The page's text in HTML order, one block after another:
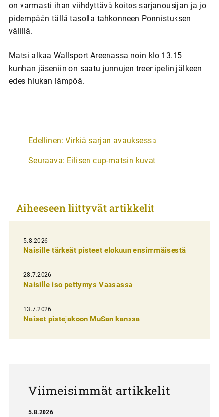
on varmasti ihan viihdyttävä koitos sarjanousijan ja jo
pidempään tällä tasolla tahkonneen Ponnistuksen
välillä.
Matsi alkaa Wallsport Areenassa noin klo 13.15
kunhan jäseniin on saatu junnujen treenipelin jälkeen
edes hiukan lämpöä.
A
t
k
e
l
i
e
n
e
Edellinen: Virkiä sarjan avauksessa
Seuraava: Eilisen cup-matsin kuvat
Aiheeseen liittyvät artikkelit
5.8.2026
Naisille tärkeät pisteet elokuun ensimmäisestä
28.7.2026
Naisille iso pettymys Vaasassa
13.7.2026
Naiset pistejakoon MuSan kanssa
Viimeisimmät artikkelit
5.8.2026